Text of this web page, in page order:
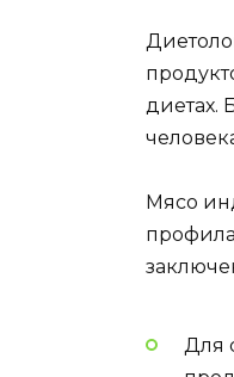
диетах.
Мясо
Для